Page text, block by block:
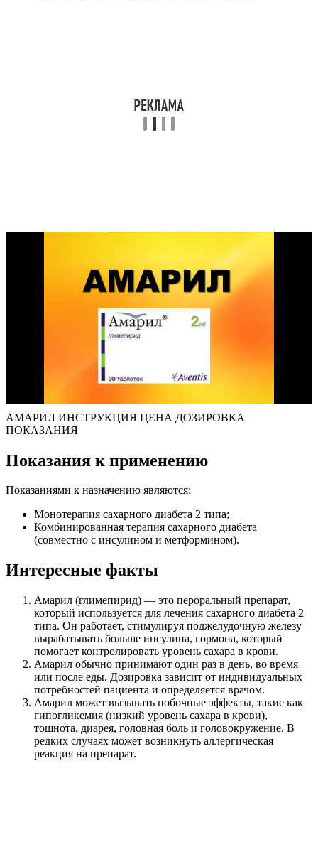
АМАРИЛ ИНСТРУКЦИЯ ЦЕНА ДОЗИРОВКА
ПОКАЗАНИЯ
Показания к применению
Показаниями к назначению являются:
Монотерапия сахарного диабета 2 типа;
Комбинированная терапия сахарного диабета
(совместно с инсулином и метформином).
Интересные факты
Амарил (глимепирид) — это пероральный препарат,
который используется для лечения сахарного диабета 2
типа. Он работает, стимулируя поджелудочную железу
вырабатывать больше инсулина, гормона, который
помогает контролировать уровень сахара в крови.
Амарил обычно принимают один раз в день, во время
или после еды. Дозировка зависит от индивидуальных
потребностей пациента и определяется врачом.
Амарил может вызывать побочные эффекты, такие как
гипогликемия (низкий уровень сахара в крови),
тошнота, диарея, головная боль и головокружение. В
редких случаях может возникнуть аллергическая
реакция на препарат.